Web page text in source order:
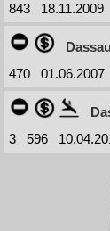
843
18.11.2009
470
01.06.2007
3
596